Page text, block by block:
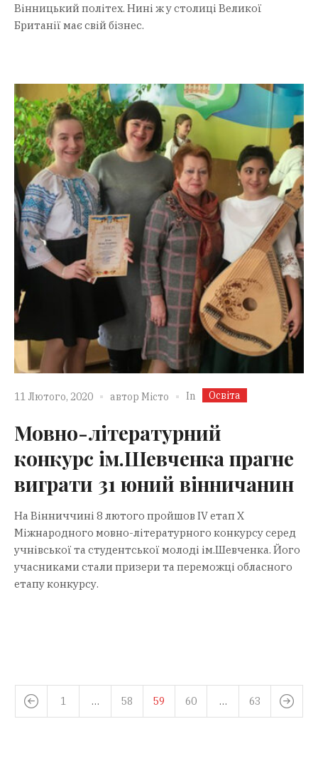
Вінницький політех. Нині ж у столиці Великої
Британії має свій бізнес.
11 Лютого, 2020 автор Місто In Освіта
Мовно-літературний
конкурс ім.Шевченка прагне
виграти 31 юний вінничанин
На Вінниччині 8 лютого пройшов IV етап Х
Міжнародного мовно-літературного конкурсу серед
учнівської та студентської молоді ім.Шевченка. Його
учасниками стали призери та переможці обласного
етапу конкурсу.
1 … 58 59 60 … 63